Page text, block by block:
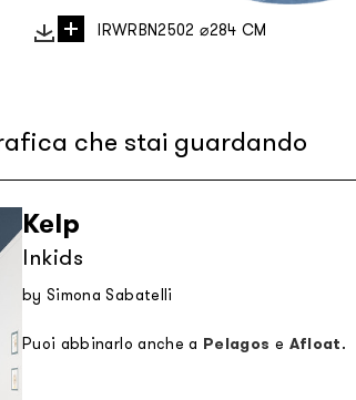
IRWRBN2502 ⌀284 CM
che stai guardando
Kelp
Inkids
by Simona Sabatelli
Puoi abbinarlo anche a Pelagos e Afloat.